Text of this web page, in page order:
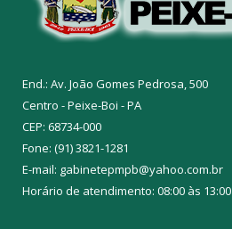
End.: Av. João Gomes Pedrosa, 500
Centro - Peixe-Boi - PA
CEP: 68734-000
Fone: (91) 3821-1281
E-mail: gabinetepmpb@yahoo.com.br
Horário de atendimento: 08:00 às 13:00